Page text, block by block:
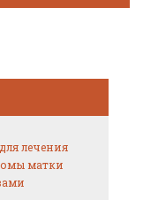
лечения
матки